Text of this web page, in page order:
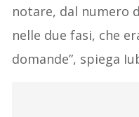
notare, dal numero
nelle due fasi, che
domande”, spiega